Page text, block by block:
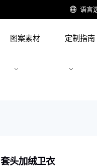
语言
图案素材 定制指南
套头加绒卫衣